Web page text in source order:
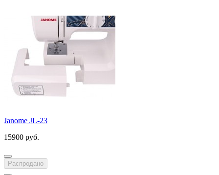
Janome JL-23
15900 руб.
Распродано